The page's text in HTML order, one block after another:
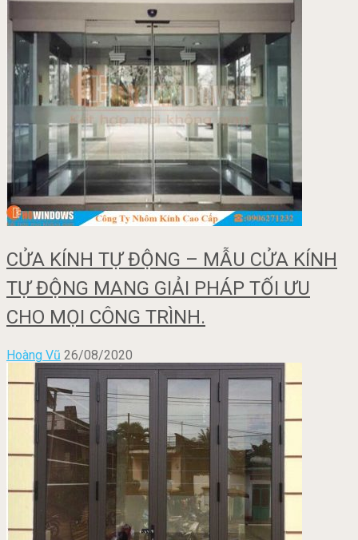
CỬA KÍNH TỰ ĐỘNG – MẪU CỬA KÍNH
TỰ ĐỘNG MANG GIẢI PHÁP TỐI ƯU
CHO MỌI CÔNG TRÌNH.
Hoàng Vũ 26/08/2020